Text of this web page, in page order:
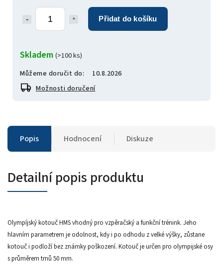
Přidat do košíku
Skladem (>100 ks)
Můžeme doručit do:
10.8.2026
Možnosti doručení
Popis Hodnocení Diskuze
Detailní popis produktu
Olympíjský kotouč HMS vhodný pro vzpěračský a funkční trénink. Jeho
hlavním parametrem je odolnost, kdy i po odhodu z velké výšky, zůstane
kotouč i podloží bez známky poškození. Kotouč je určen pro olympijské osy
s průměrem trnů 50 mm.